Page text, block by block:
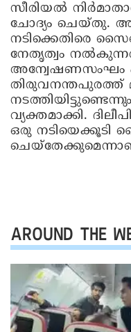
സീരിയല്‍
ചോദ്യം ചെയ്തു.
നടിക്കെതിരെ
നേതൃത്വം
അന്വേഷണസംഘം
വ്യക്തമാക്കി.
ഒരു നടിയെക്കൂടി
AROUND THE